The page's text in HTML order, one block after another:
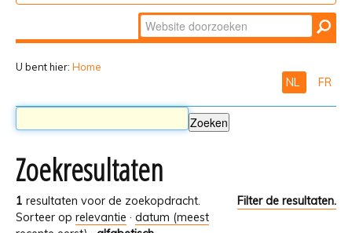
Zoek
Geavanceerd
U bent hier: Home
NL FR
Zoekresultaten
1 resultaten voor de zoekopdracht.
Filter de resultaten.
Sorteer op relevantie · datum (meest